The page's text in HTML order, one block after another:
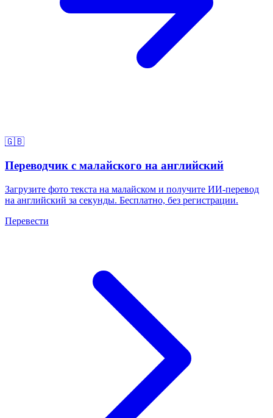
🇬🇧
Переводчик с малайского на английский
Загрузите фото текста на малайском и получите ИИ-перевод
на английский за секунды. Бесплатно, без регистрации.
Перевести